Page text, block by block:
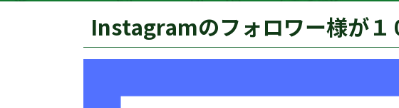
Instagramのフォロワー様が１